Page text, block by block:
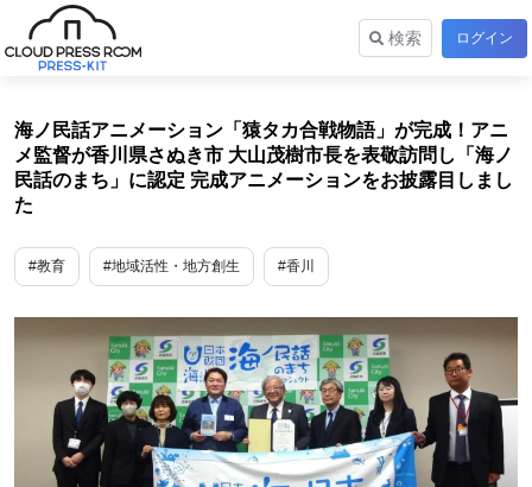
検索 ログイン
海ノ民話アニメーション「猿タカ合戦物語」が完成！アニ
メ監督が香川県さぬき市 大山茂樹市長を表敬訪問し「海ノ
民話のまち」に認定 完成アニメーションをお披露目しまし
た
#教育 #地域活性・地方創生 #香川